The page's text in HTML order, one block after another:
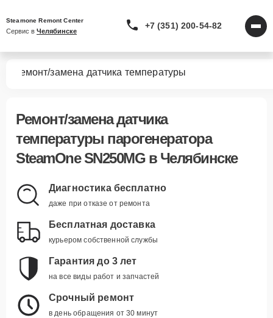
Steamone Remont Center
Сервис в Челябинске
+7 (351) 200-54-82
Ремонт/замена датчика температуры
Ремонт/замена датчика
температуры парогенератора
SteamOne SN250MG в Челябинске
Диагностика бесплатно
даже при отказе от ремонта
Бесплатная доставка
курьером собственной службы
Гарантия до 3 лет
на все виды работ и запчастей
Срочный ремонт
в день обращения от 30 минут